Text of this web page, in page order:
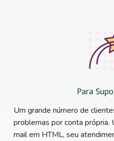
Para
Um grande número de
problemas por conta própria.
mail em HTML, seu